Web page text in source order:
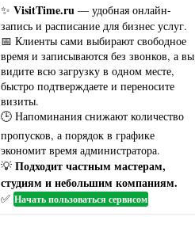
✨ VisitTime.ru — удобная онлайн-
запись и расписание для бизнес услуг.
📅 Клиенты сами выбирают свободное
время и записываются без звонков, а вы
видите всю загрузку в одном месте,
быстро подтверждаете и переносите
визиты.
🕒 Напоминания снижают количество
пропусков, а порядок в графике
экономит время администратора.
💡 Подходит частным мастерам,
студиям и небольшим компаниям.
✅ Начать пользоваться сервисом